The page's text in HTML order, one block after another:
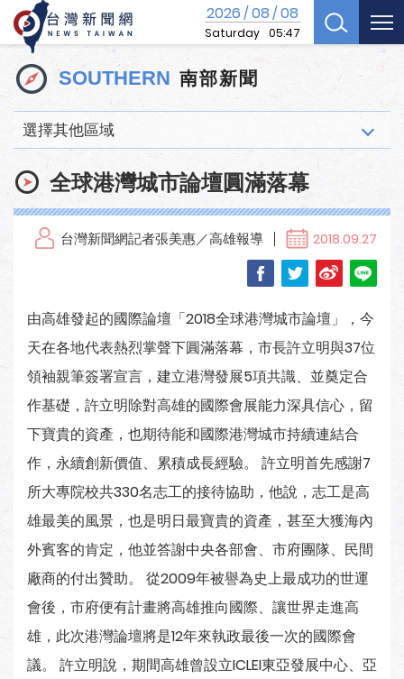
2026/08/08
Saturday 05:47
SOUTHERN 南部新聞
選擇其他區域
全球港灣城市論壇圓滿落幕
台灣新聞網記者張美惠／高雄報導 2018.09.27
由高雄發起的國際論壇「2018全球港灣城市論壇」，今
天在各地代表熱烈掌聲下圓滿落幕，市長許立明與37位
領袖親筆簽署宣言，建立港灣發展5項共識、並奠定合
作基礎，許立明除對高雄的國際會展能力深具信心，留
下寶貴的資產，也期待能和國際港灣城市持續連結合
作，永續創新價值、累積成長經驗。 許立明首先感謝7
所大專院校共330名志工的接待協助，他說，志工是高
雄最美的風景，也是明日最寶貴的資產，甚至大獲海內
外賓客的肯定，他並答謝中央各部會、市府團隊、民間
廠商的付出贊助。 從2009年被譽為史上最成功的世運
會後，市府便有計畫將高雄推向國際、讓世界走進高
雄，此次港灣論壇將是12年來執政最後一次的國際會
議。 許立明說，期間高雄曾設立ICLEI東亞發展中心、亞